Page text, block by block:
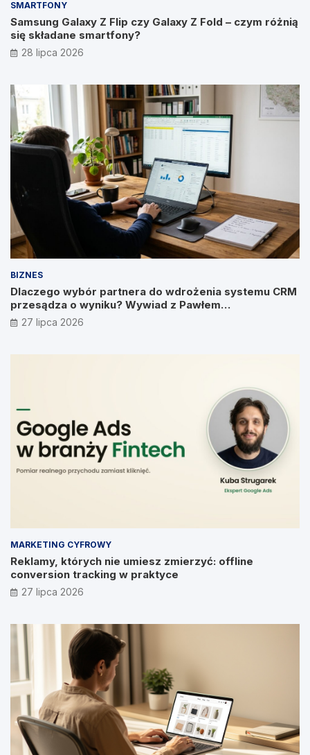
SMARTFONY
Samsung Galaxy Z Flip czy Galaxy Z Fold – czym różnią
się składane smartfony?
28 lipca 2026
BIZNES
Dlaczego wybór partnera do wdrożenia systemu CRM
przesądza o wyniku? Wywiad z Pawłem
Prymakowskim, CEO IT Vision
27 lipca 2026
MARKETING CYFROWY
Reklamy, których nie umiesz zmierzyć: offline
conversion tracking w praktyce
27 lipca 2026